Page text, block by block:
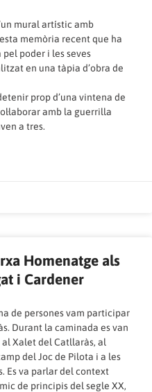
mural artístic amb
memòria recent que ha
poder i les seves
en una tàpia d’obra de
prop d’una vintena de
amb la guerrilla
a tres.
Homenatge als
i Cardener
de persones vam participar
Durant la caminada es van
Xalet del Catllaràs, al
del Joc de Pilota i a les
Es va parlar del context
de principis del segle XX,